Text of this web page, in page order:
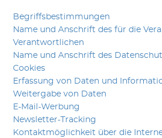
Begriffsbestimmungen
Name und Anschrift des für die
Verantwortlichen
Name und Anschrift des
Cookies
Erfassung von Daten und
Weitergabe von Daten
E-Mail-Werbung
Newsletter-Tracking
Kontaktmöglichkeit über die